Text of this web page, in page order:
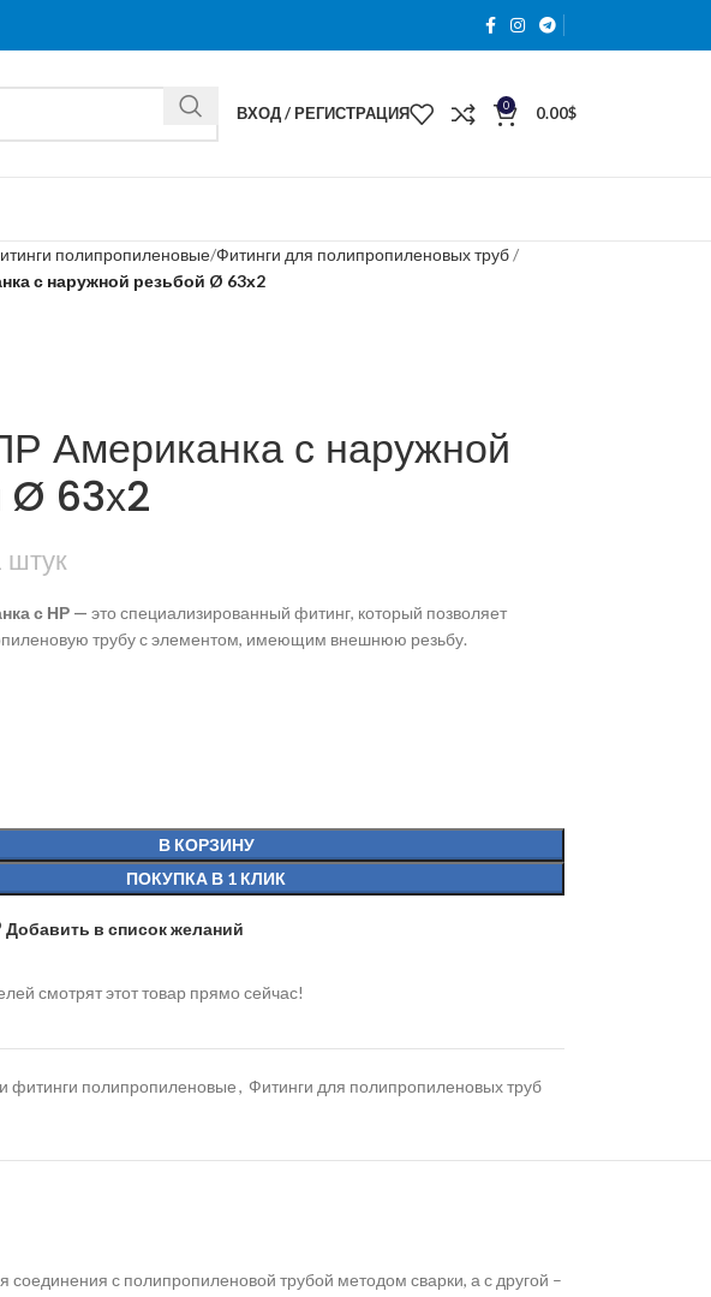
ВХОД / РЕГИСТРАЦИЯ 0 0.00$
полипропиленовые Фитинги для полипропиленовых труб
с наружной резьбой Ø 63х2
Американка с наружной
Ø 63х2
штук
с НР — это специализированный фитинг, который позволяет
трубу с элементом, имеющим внешнюю резьбу.
В КОРЗИНУ
ПОКУПКА В 1 КЛИК
Добавить в список желаний
смотрят этот товар прямо сейчас!
фитинги полипропиленовые, Фитинги для полипропиленовых труб
с полипропиленовой трубой методом сварки, а с другой –